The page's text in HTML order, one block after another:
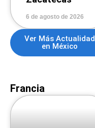
6 de agosto de 2026
Ver Más Actualidad
en México
Francia